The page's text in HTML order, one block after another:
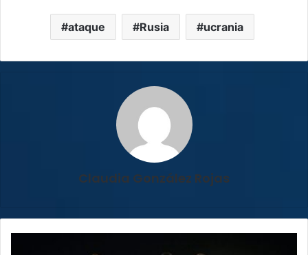
ataque Rusia ucrania
Claudia González Rojas